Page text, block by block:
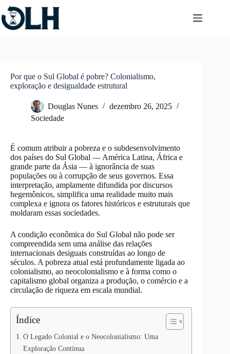
Pular
para
o
conteúdo
Por que o Sul Global é pobre? Colonialismo,
exploração e desigualdade estrutural
Douglas Nunes
dezembro 26, 2025
Sociedade
É comum atribuir a pobreza e o subdesenvolvimento
dos países do Sul Global — América Latina, África e
grande parte da Ásia — à ignorância de suas
populações ou à corrupção de seus governos. Essa
interpretação, amplamente difundida por discursos
hegemônicos, simplifica uma realidade muito mais
complexa e ignora os fatores históricos e estruturais que
moldaram essas sociedades.
A condição econômica do Sul Global não pode ser
compreendida sem uma análise das relações
internacionais desiguais construídas ao longo de
séculos. A pobreza atual está profundamente ligada ao
colonialismo, ao neocolonialismo e à forma como o
capitalismo global organiza a produção, o comércio e a
circulação de riqueza em escala mundial.
Índice
O Legado Colonial e o Neocolonialismo: Uma
Exploração Contínua